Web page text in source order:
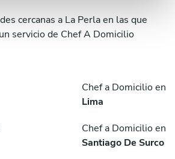
cercanas a La Perla en las que
servicio de Chef A Domicilio
Chef a Domicilio en
Lima
Chef a Domicilio en
Santiago De Surco